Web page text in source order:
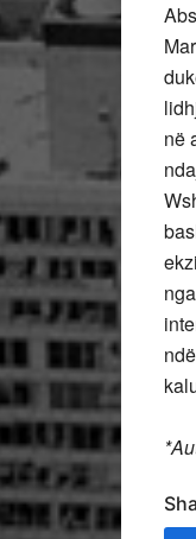
në